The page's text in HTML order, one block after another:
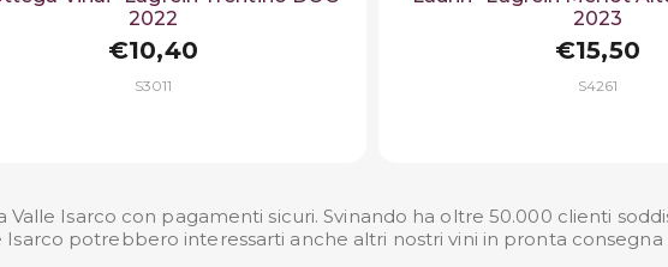
2022
€10,40
S3011
2023
€15,50
S4261
Isarco con pagamenti sicuri. Svinando ha oltre 50.000 clienti
Isarco potrebbero interessarti anche altri nostrivini in pronta consegna